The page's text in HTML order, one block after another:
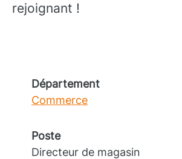
rejoignant !
Département
Commerce
Poste
Directeur de magasin